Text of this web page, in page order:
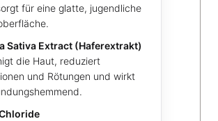
für eine glatte, jugendliche
Sativa Extract (Haferextrakt)
die Haut, reduziert
und Rötungen und wirkt